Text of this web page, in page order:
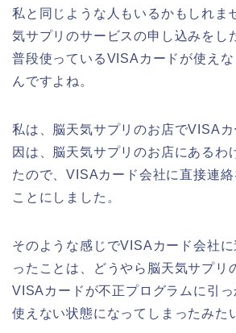
私と同じような人もいるかもしれま
気サプリのサービスの申し込みをし
普段使っているVISAカードが使え
んですよね。
私は、脳天気サプリのお店でVISA
因は、脳天気サプリのお店にあるわ
たので、VISAカード会社に直接連
ことにしました。
そのような感じでVISAカード会社
ったことは、どうやら脳天気サプリ
VISAカードが不正プログラムに引
使えない状態になってしまったみた